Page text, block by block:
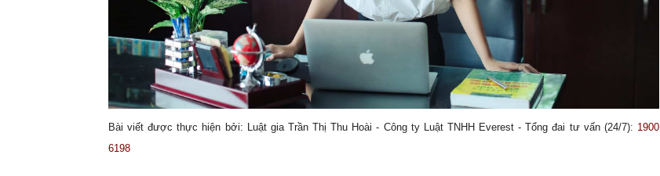
Bài viết được thực hiện bởi: Luật gia Trần Thị Thu Hoài - Công ty Luật TNHH Everest - Tổng đai tư vấn (24/7): 1900
6198